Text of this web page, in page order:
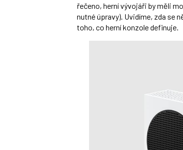
řečeno, herní vývojáři by měli
nutné úpravy). Uvidíme, zda se
toho, co herní konzole definuje.